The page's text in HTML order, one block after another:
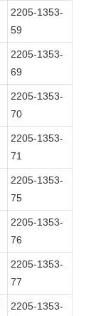
2205-1353-
59
2205-1353-
69
2205-1353-
70
2205-1353-
71
2205-1353-
75
2205-1353-
76
2205-1353-
77
2205-1353-